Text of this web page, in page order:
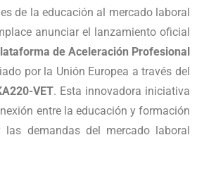
de la educación al mercado laboral
anunciar el lanzamiento oficial
de Aceleración Profesional
por la Unión Europea a través del
VET. Esta innovadora iniciativa
entre la educación y formación
las demandas del mercado laboral